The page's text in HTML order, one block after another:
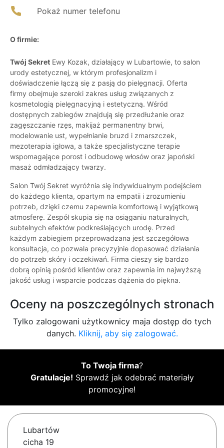
Pokaż numer telefonu
O firmie:
Twój Sekret Ewy Kozak, działający w Lubartowie, to salon
urody estetycznej, w którym profesjonalizm i
doświadczenie łączą się z pasją do pielęgnacji. Oferta
firmy obejmuje szeroki zakres usług związanych z
kosmetologią pielęgnacyjną i estetyczną. Wśród
dostępnych zabiegów znajdują się przedłużanie oraz
zagęszczanie rzęs, makijaż permanentny brwi,
modelowanie ust, wypełnianie bruzd i zmarszczek,
mezoterapia igłowa, a także specjalistyczne terapie
wspomagające porost i odbudowę włosów oraz japoński
masaż odmładzający twarzy.
Salon Twój Sekret wyróżnia się indywidualnym podejściem
do każdego klienta, opartym na empatii i zrozumieniu
potrzeb, dzięki czemu zapewnia komfortową i wyjątkową
atmosferę. Zespół skupia się na osiąganiu naturalnych,
subtelnych efektów podkreślających urodę. Przed
każdym zabiegiem przeprowadzana jest szczegółowa
konsultacja, co pozwala precyzyjnie dopasować działania
do potrzeb skóry i oczekiwań. Firma cieszy się bardzo
dobrą opinią pośród klientów oraz zapewnia im najwyższą
jakość usług i wsparcie podczas dążenia do piękna.
Oceny na poszczególnych stronach
Tylko zalogowani użytkownicy maja dostęp do tych
danych. Kliknij, aby się zalogować.
To Twoja firma?
Gratulacje! Sprawdź jak odebrać materiały
promocyjne!
Lubartów
cicha 19